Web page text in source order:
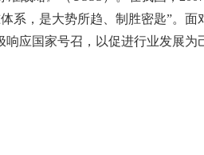
系，是大势所趋、制胜密匙”。
应国家号召，以促进行业发展为